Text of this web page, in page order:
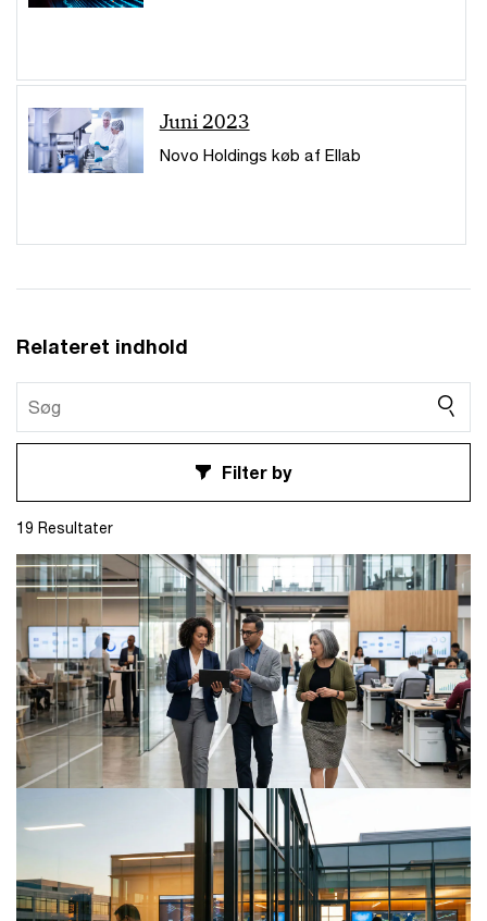
Juni 2023
Novo Holdings køb af Ellab
Relateret indhold
Filter by
19 Resultater
EMEA IPO Watch H1 2026